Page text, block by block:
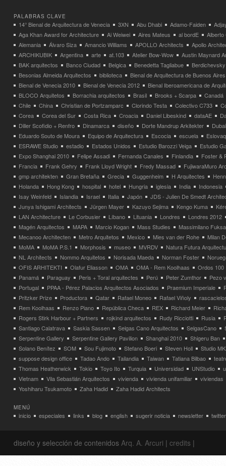
PALABRAS CLAVE
14° Bienal de Arquitectura de Venecia 3XN Abu Dhabi Adamo-Faiden
Aga Khan Award for Architecture
Ai Weiwei Aires Mateus al bordE
Alberto
Alemania
Álvaro Siza Amancio Williams APOLLO Architects
Apollo
ARCHIKUBIK
Argentina arte at.103 Atelier Bow-Wow
Austin Maynard
BAK arquitectos
Banco Ciudad Belgica Benedetta Tagliabue
Besonias Almeida Arquitectos
biblioteca
Bienal de Arquitectura de Buenos Aires
Bienal de Venecia 2010
Bienal de Venecia 2012
Bienal Iberoamericana de
BLOCO Arquitetos
Borrachia arquitectos Brasil Brooks + Scarpa
Canadá
Chile
China Christian de Portzamparc Clorindo Testa Colectivo C733
Corea
Corea del Sur Costa Rica Croacia Daniel Libeskind dataAE
Diller Scofidio + Renfro
Dinamarca diseño Dorte Mandrup Arkitekter
Dubai
Eduardo Souto de Moura
Equipo de Arquitectura Escocia escuela
ESRAWE Studio
estadio Estados Unidos Estudio Barozzi Veiga
Estudio
Expo Shanghai 2010
Felipe Assadi Fernanda Canales Finlandia
Foster &
Francia
Frank Gehry Frank Lloyd Wright Fredy Massad
FujiwaraMuro
gmp architekten
Gran Bretaña Grecia Guggenheim H Arquitectes
Holanda
Hong Kong hospital hotel Hungria iglesia India
Indonesia
Isay Weinfeld
Islandia Israel Italia Japón
JDS - Julien De Smedt
Junya Ishigami Architects
Jürgen Mayer Kazuyo Sejima Kengo Kuma
LAN Architecture
Le Corbusier Líbano Lituania Londres
Londres 2012
Magén Arquitectos
MAPA Marcio Kogan Mass Studies
Massimilano
Mecanoo Architecten
Metro Arquitetos Mexico Mies van der Rohe
Milan
MoMA
MoMA P.S.1 Morphosis museo MVRDV
Natura Futura
NL Architects
Nommo Arquitetos Norisada Maeda Norman Foster
OFIS ARHITEKTI
Olafur Eliasson OMA OMA - Rem Koolhaas
Ordos 100
Panamá
Paraguay Peris + Toral arquitectes Perú Peter Zumthor
Pezo
Portugal
PPAA - Pérez Palacios Arquitectos Asociados Praemium Imperiale
Pritzker Prize
Productora Qatar Rafael Moneo Rafael Viñoly
Rem Koolhaas
Renzo Piano República Checa REX Richard Meier
Rogers Stirk Harbour + Partners
rojkind arquitectos Rudy Ricciotti Rusia
Santiago Calatrava
Saskia Sassen Selgas Cano Arquitectos SelgasCano
Serpentine Gallery
Serpentine Gallery Pavilion Shanghai 2010
Shigeru Ban
Solano Benítez
SOM Sou Fujimoto Stefano Boeri Steven Holl
Studio
suppose design office
Tadao Ando Tailandia Taiwan Tatiana Bilbao
Thomas Heatherwick
Tokio Toyo Ito Turquia Universidad UNStudio
Vietnam
Vila Sebastián Arquitectos vivienda vivienda unifamiliar
viviendas
Yoshiharu Tsukamoto
Zaha Hadid Zaha Hadid Architects
MENÚ
inicio especiales links blog english sugerir noticia newsletter twitter
diseño y selección de contenidos Arq. A. Arcuri | credits |